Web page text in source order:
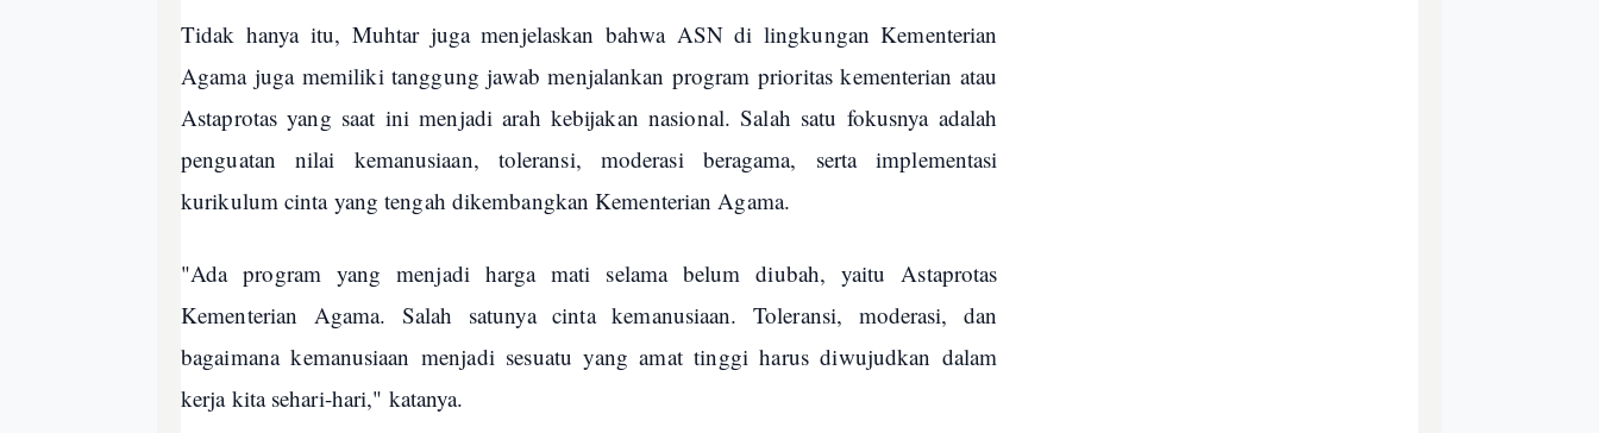
Tidak hanya itu, Muhtar juga menjelaskan bahwa ASN di lingkungan Kementerian
Agama juga memiliki tanggung jawab menjalankan program prioritas kementerian atau
Astaprotas yang saat ini menjadi arah kebijakan nasional. Salah satu fokusnya adalah
penguatan nilai kemanusiaan, toleransi, moderasi beragama, serta implementasi
kurikulum cinta yang tengah dikembangkan Kementerian Agama.
"Ada program yang menjadi harga mati selama belum diubah, yaitu Astaprotas
Kementerian Agama. Salah satunya cinta kemanusiaan. Toleransi, moderasi, dan
bagaimana kemanusiaan menjadi sesuatu yang amat tinggi harus diwujudkan dalam
kerja kita sehari-hari," katanya.